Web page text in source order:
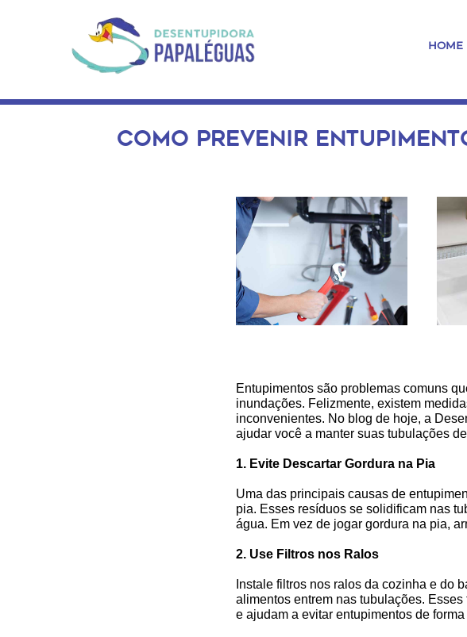
HOME
COMO PREVENIR
Entupimentos são problemas comuns
inundações. Felizmente, existem
inconvenientes. No blog de hoje, a
ajudar você a manter suas tubulações
1. Evite Descartar Gordura na Pia
Uma das principais causas de
pia. Esses resíduos se solidificam nas
água. Em vez de jogar gordura na pia,
2. Use Filtros nos Ralos
Instale filtros nos ralos da cozinha e do
alimentos entrem nas tubulações.
e ajudam a evitar entupimentos de forma